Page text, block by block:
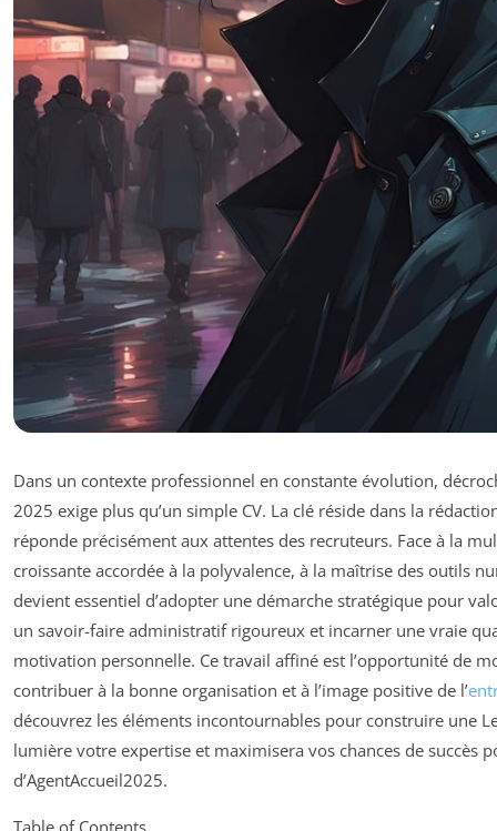
Dans un contexte professionnel en constante évolution,
2025 exige plus qu’un simple CV. La clé réside dans la
réponde précisément aux attentes des recruteurs. Face à la
croissante accordée à la polyvalence, à la maîtrise des outils
devient essentiel d’adopter une démarche stratégique pour
un savoir-faire administratif rigoureux et incarner une vraie
motivation personnelle. Ce travail affiné est l’opportunité de
contribuer à la bonne organisation et à l’image positive de l’
découvrez les éléments incontournables pour construire une
lumière votre expertise et maximisera vos chances de succès
d’AgentAccueil2025.
Table of Contents